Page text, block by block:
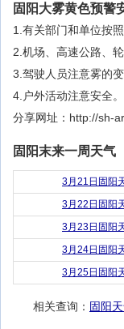
固阳大雾黄色预警
1.有关部门和单位按
2.机场、高速公路、
3.驾驶人员注意雾的
4.户外活动注意安全。
分享网址：http://sh-
固阳末来一周天气
3月21日固阳
3月22日固阳
3月23日固阳
3月24日固阳
3月25日固阳
相关查询： 固阳